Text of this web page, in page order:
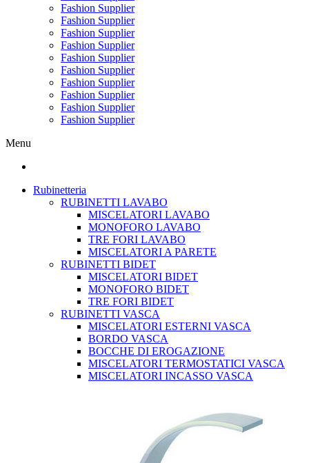
Fashion Supplier
Fashion Supplier
Fashion Supplier
Fashion Supplier
Fashion Supplier
Fashion Supplier
Fashion Supplier
Fashion Supplier
Fashion Supplier
Fashion Supplier
Menu
Rubinetteria
RUBINETTI LAVABO
MISCELATORI LAVABO
MONOFORO LAVABO
TRE FORI LAVABO
MISCELATORI A PARETE
RUBINETTI BIDET
MISCELATORI BIDET
MONOFORO BIDET
TRE FORI BIDET
RUBINETTI VASCA
MISCELATORI ESTERNI VASCA
BORDO VASCA
BOCCHE DI EROGAZIONE
MISCELATORI TERMOSTATICI VASCA
MISCELATORI INCASSO VASCA